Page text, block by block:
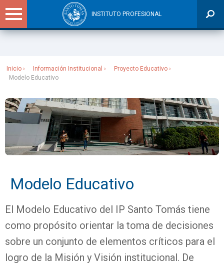
INSTITUTO PROFESIONAL
Inicio Información Institucional
Proyecto Educativo
Modelo Educativo
Modelo Educativo
El Modelo Educativo del IP Santo Tomás tiene
como propósito orientar la toma de decisiones
sobre un conjunto de elementos críticos para el
logro de la Misión y Visión institucional. De